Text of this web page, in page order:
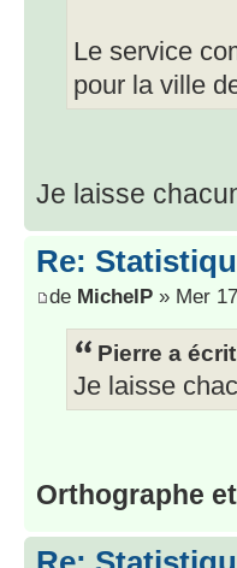
Le service
pour la ville
Je laisse
Re:
de MichelP » Mer
Pierre a
Je laisse
Orthographe